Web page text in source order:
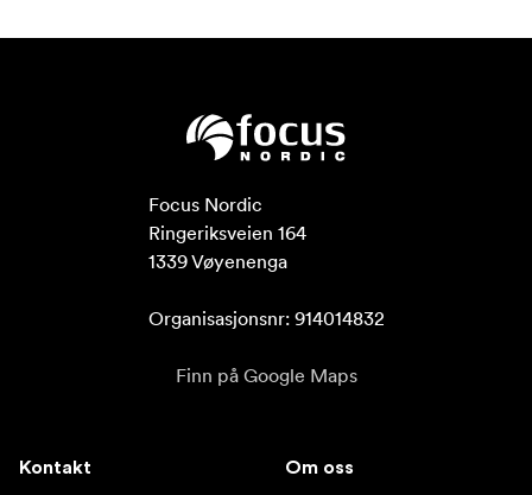
Focus Nordic
Ringeriksveien 164
1339 Vøyenenga
Organisasjonsnr: 914014832
Finn på Google Maps
Kontakt Om oss